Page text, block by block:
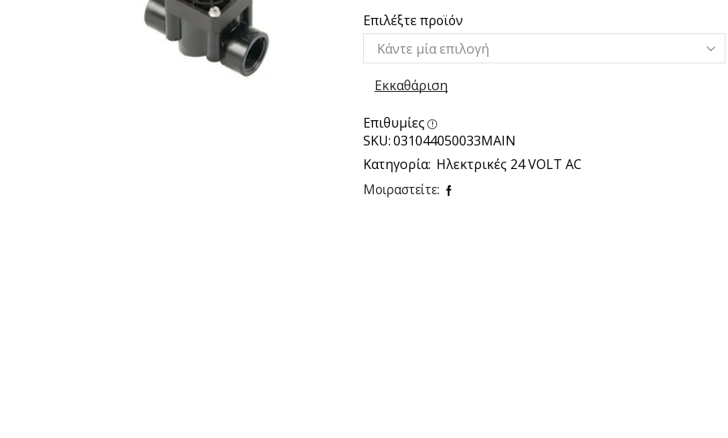
Επιλέξτε προϊόν
Εκκαθάριση
Επιθυμίες
SKU:031044050033ΜΑΙΝ
Κατηγορία: Ηλεκτρικές 24 VOLT AC
Μοιραστείτε: